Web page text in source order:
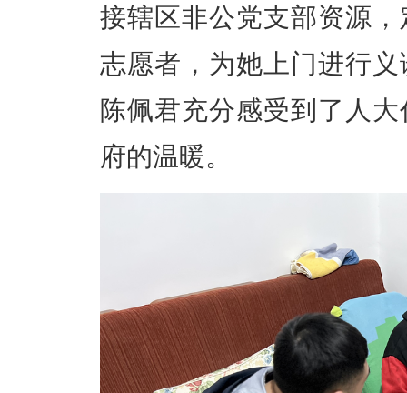
接辖区非公党支部资源
志愿者，为她上门进行
陈佩君充分感受到了人
府的温暖。